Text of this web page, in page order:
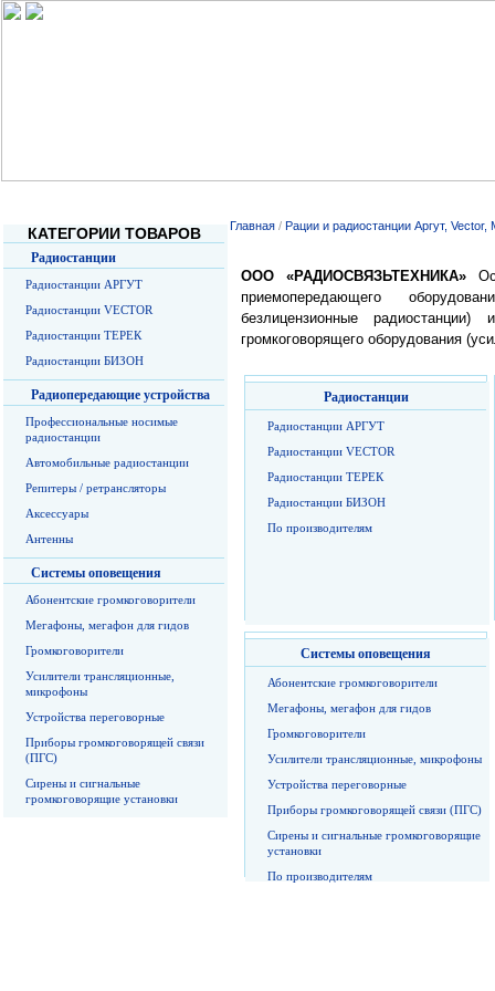
КАТЕГОРИИ ТОВАРОВ
Радиостанции
Радиостанции АРГУТ
Радиостанции VECTOR
Радиостанции ТЕРЕК
Радиостанции БИЗОН
Радиопередающие устройства
Профессиональные носимые
радиостанции
Автомобильные радиостанции
Репитеры / ретрансляторы
Аксессуары
Антенны
Системы оповещения
Абонентские громкоговорители
Мегафоны, мегафон для гидов
Громкоговорители
Усилители трансляционные,
микрофоны
Устройства переговорные
Приборы громкоговорящей связи
(ПГС)
Сирены и сигнальные
громкоговорящие установки
Главная / Рации и радиостанции Аргут,
ООО «РАДИОСВЯЗЬТЕХНИКА»
приемопередающего
безлицензионные радиостанции)
громкоговорящего оборудования
Радиостанции
Радиостанции АРГУТ
Радиостанции VECTOR
Радиостанции ТЕРЕК
Радиостанции БИЗОН
По производителям
Системы оповещения
Абонентские громкоговорители
Мегафоны, мегафон для гидов
Громкоговорители
Усилители трансляционные, микрофоны
Устройства переговорные
Приборы громкоговорящей связи (ПГС)
Сирены и сигнальные громкоговорящие
установки
По производителям